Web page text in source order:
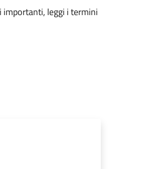
importanti, leggi i termini